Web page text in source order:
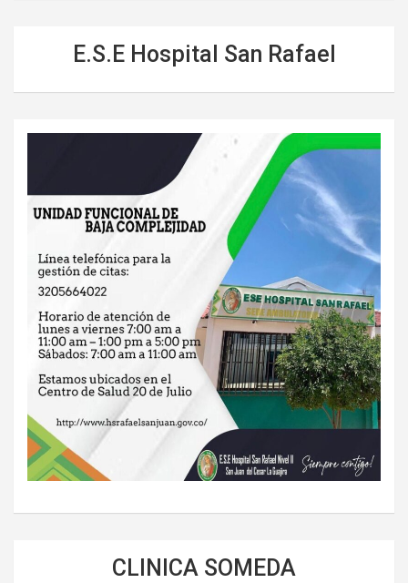
E.S.E Hospital San Rafael
CLINICA SOMEDA